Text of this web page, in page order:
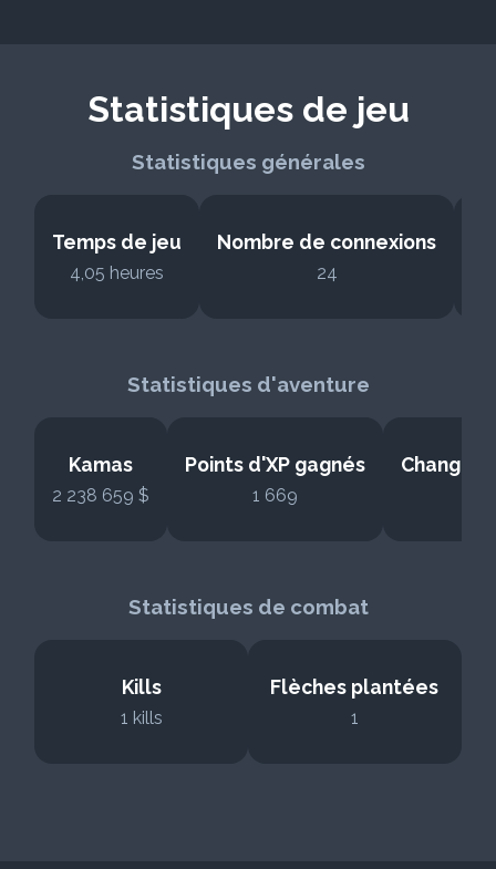
Statistiques de jeu
Statistiques générales
Temps de jeu
4,05 heures
Nombre de connexions
24
Statistiques d'aventure
Kamas
2 238 659 $
Points d'XP gagnés
1 669
Statistiques de combat
Kills
1 kills
Flèches plantées
1